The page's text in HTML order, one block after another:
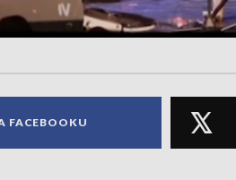
FACEBOOKU